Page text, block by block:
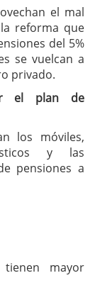
el mal
reforma que
del 5%
se vuelcan a
privado.
el plan de
los móviles,
y las
pensiones a
mayor